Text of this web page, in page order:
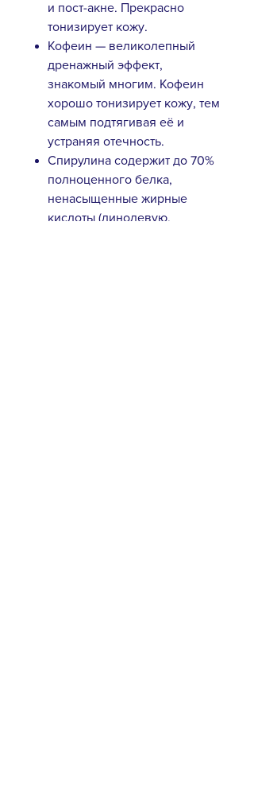
и пост-акне. Прекрасно
тонизирует кожу.
Кофеин — великолепный
дренажный эффект,
знакомый многим. Кофеин
хорошо тонизирует кожу, тем
самым подтягивая её и
устраняя отечность.
Спирулина содержит до 70%
полноценного белка,
ненасыщенные жирные
кислоты (линолевую,